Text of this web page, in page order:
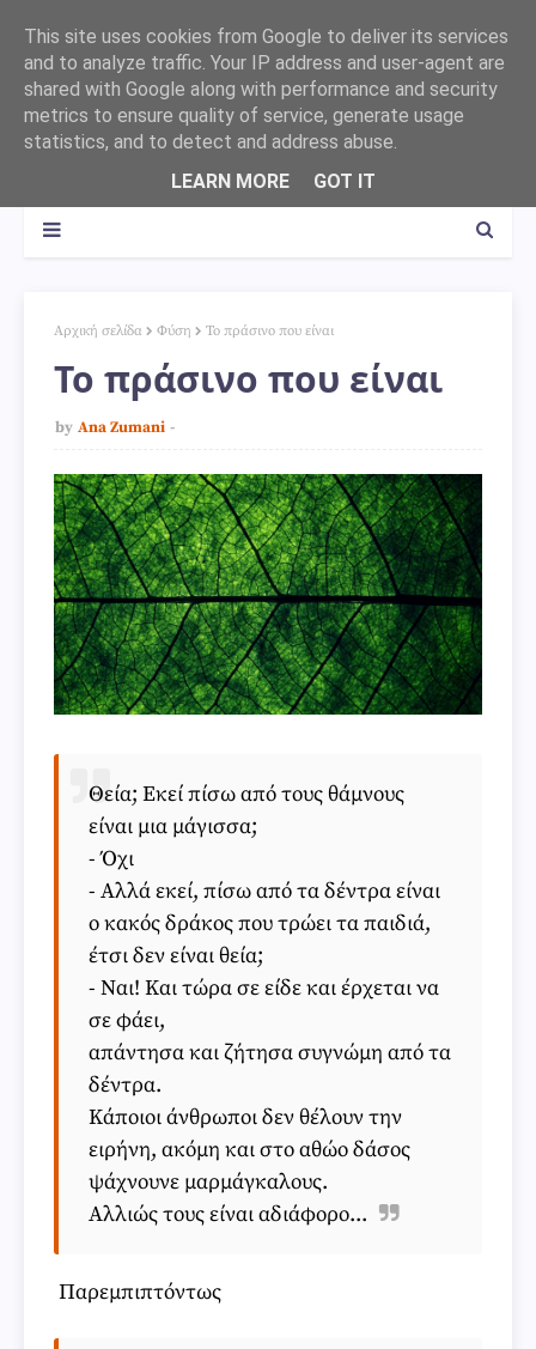
Αρχική σελίδα Φύση Το πράσινο που είναι
Το πράσινο που είναι
by Ana Zumani
Θεία; Εκεί πίσω από τους θάμνους
είναι μια μάγισσα;
- Όχι
- Αλλά εκεί, πίσω από τα δέντρα είναι
ο κακός δράκος που τρώει τα παιδιά,
έτσι δεν είναι θεία;
- Ναι! Και τώρα σε είδε και έρχεται να
σε φάει,
απάντησα και ζήτησα συγνώμη από τα
δέντρα.
Κάποιοι άνθρωποι δεν θέλουν την
ειρήνη, ακόμη και στο αθώο δάσος
ψάχνουνε μαρμάγκαλους.
Αλλιώς τους είναι αδιάφορο...
Παρεμπιπτόντως
This site uses cookies from Google to deliver its services
and to analyze traffic. Your IP address and user-agent are
shared with Google along with performance and security
metrics to ensure quality of service, generate usage
statistics, and to detect and address abuse.
LEARN MORE
GOT IT